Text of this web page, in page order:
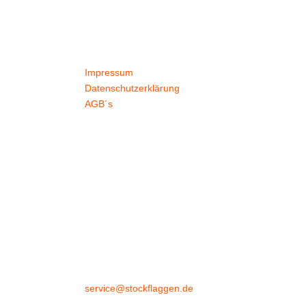
Impressum
Datenschutzerklärung
AGB´s
service@stockflaggen.de